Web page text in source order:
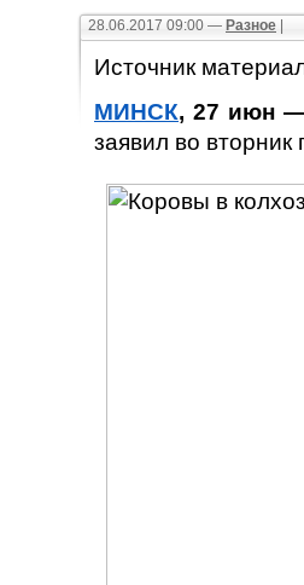
28.06.2017 09:00 — Разное
Источник
МИНСК, 27 июн
заявил во вторник